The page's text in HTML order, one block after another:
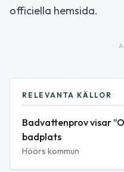
officiella hemsida.
RELEVANTA KÄLLOR
Badvattenprov visar
badplats
Höörs kommun